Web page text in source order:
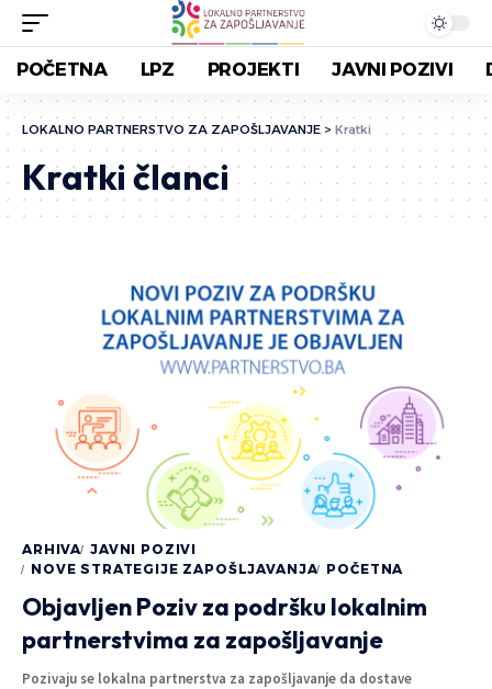
POČETNA LPZ PROJEKTI JAVNI POZIVI
LOKALNO PARTNERSTVO ZA ZAPOŠLJAVANJE> Kratki
Kratki članci
ARHIVA JAVNI POZIVI
NOVE STRATEGIJE ZAPOŠLJAVANJA POČETNA
Objavljen Poziv za podršku lokalnim
partnerstvima za zapošljavanje
Pozivaju se lokalna partnerstva za zapošljavanje da dostave